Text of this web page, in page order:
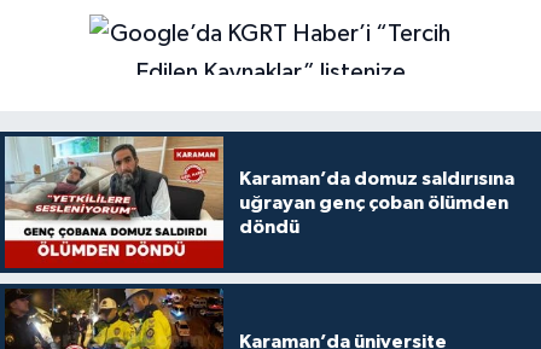
Karaman’da domuz saldırısına
uğrayan genç çoban ölümden
döndü
Karaman’da üniversite